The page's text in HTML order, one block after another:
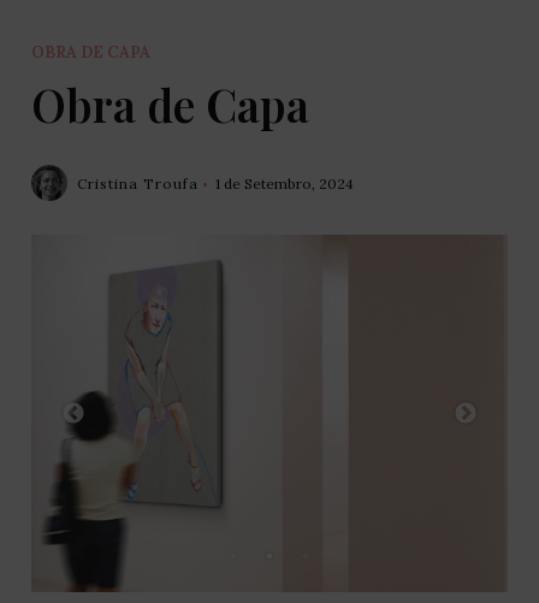
OBRA DE CAPA
Obra de Capa
Cristina Troufa 1 de Setembro, 2024